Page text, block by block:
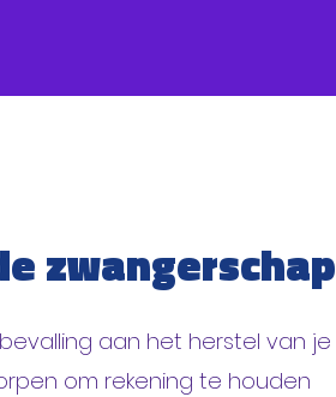
zwangerschap
aan het herstel van je
om rekening te houden